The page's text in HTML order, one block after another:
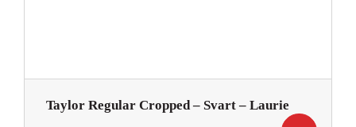
Taylor Regular Cropped – Svart – Laurie